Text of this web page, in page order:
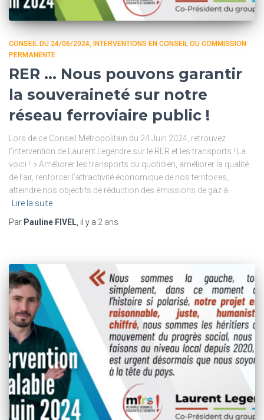
CONSEIL DU 24/06/2024 INTERVENTIONS EN CONSEIL OU COMMISSION
PERMANENTE
RER … Nous pouvons garantir
la souveraineté sur notre
réseau ferroviaire public !
Lors de ce Conseil Métropolitain du 24 Juin 2024, retrouvez
l’intervention de Laurent Legendre sur le RER et les transports ! La
voici ! » Améliorer les transports du quotidien, améliorer la qualité
de l’air, renforcer l’attractivité économique de nos territoires,
atteindre nos objectifs de réduction des émissions de gaz à
Lire la suite
Par Pauline FIVEL , il y a 2 ans